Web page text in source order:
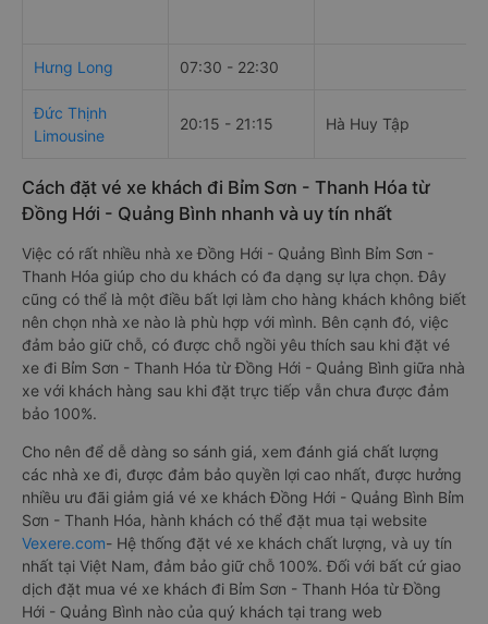
Hưng Long 07:30 - 22:30
Đức Thịnh
Limousine
20:15 - 21:15 Hà Huy Tập
Cách đặt vé xe khách đi Bỉm Sơn - Thanh Hóa từ
Đồng Hới - Quảng Bình nhanh và uy tín nhất
Việc có rất nhiều nhà xe Đồng Hới - Quảng Bình Bỉm Sơn -
Thanh Hóa giúp cho du khách có đa dạng sự lựa chọn. Đây
cũng có thể là một điều bất lợi làm cho hàng khách không biết
nên chọn nhà xe nào là phù hợp với mình. Bên cạnh đó, việc
đảm bảo giữ chỗ, có được chỗ ngồi yêu thích sau khi đặt vé
xe đi Bỉm Sơn - Thanh Hóa từ Đồng Hới - Quảng Bình giữa nhà
xe với khách hàng sau khi đặt trực tiếp vẫn chưa được đảm
bảo 100%.
Cho nên để dễ dàng so sánh giá, xem đánh giá chất lượng
các nhà xe đi, được đảm bảo quyền lợi cao nhất, được hưởng
nhiều ưu đãi giảm giá vé xe khách Đồng Hới - Quảng Bình Bỉm
Sơn - Thanh Hóa, hành khách có thể đặt mua tại website
Vexere.com- Hệ thống đặt vé xe khách chất lượng, và uy tín
nhất tại Việt Nam, đảm bảo giữ chỗ 100%. Đối với bất cứ giao
dịch đặt mua vé xe khách đi Bỉm Sơn - Thanh Hóa từ Đồng
Hới - Quảng Bình nào của quý khách tại trang web